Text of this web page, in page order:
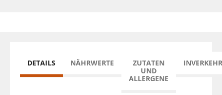
DETAILS NÄHRWERTE
ZUTATEN
UND
ALLERGENE